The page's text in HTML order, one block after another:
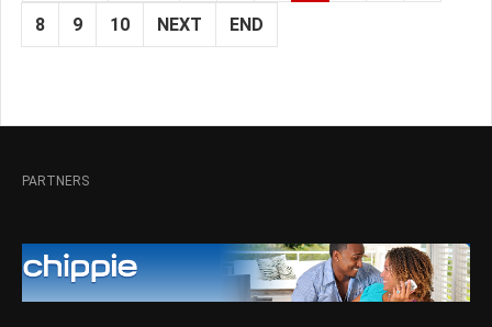
8 9 10 NEXT END
PARTNERS